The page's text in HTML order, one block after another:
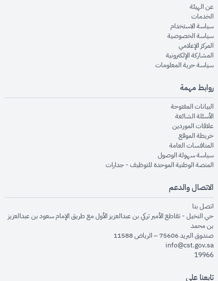
عن الهيئةopens in new window
الخدماتopens in new window
سياسة الاستخدام
سياسة الخصوصيةopens in new window
المركز الإعلاميopens in new window
المشاركة الإلكترونيةopens in new window
سياسة حرية المعلوماتopens in new window
روابط مهمة
البيانات المفتوحةopens in new window
الأسئلة الشائعةopens in new window
علاقات الموردينopens in new window
خريطة الموقعopens in new window
المنافسات العامةopens in new window
سياسة سهولة الوصولopens in new window
المنصة الوطنية الموحدة للتوظيف - جداراتopens in new window
الاتصال والدعم
اتصل بنا
حي النخيل - تقاطع الأمير تركي بن عبدالعزيز الأول مع طريق الإمام سعود بن عبدالعزيز
بن محمد
صندوق البريد 75606 – الرياض 11588
info@cst.gov.sa
19966
تابعنا على